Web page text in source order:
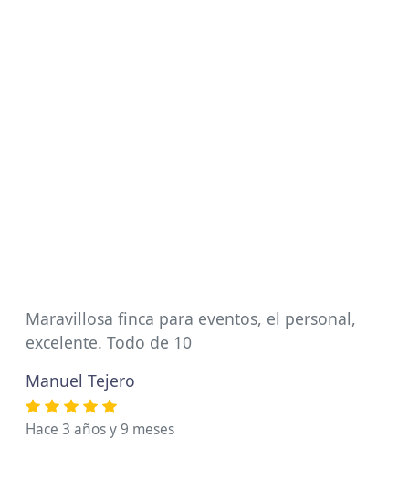
Maravillosa finca para eventos, el personal,
excelente. Todo de 10
Manuel Tejero
Hace 3 años y 9 meses